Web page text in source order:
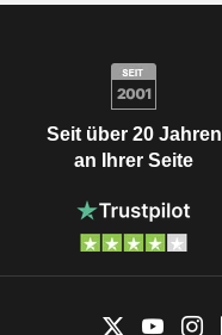
Seit über 20 Jahren
an Ihrer Seite